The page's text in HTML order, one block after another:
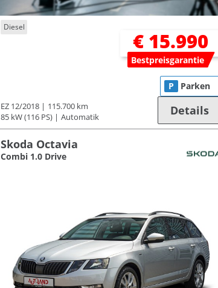
Diesel
€ 15.990
Bestpreisgarantie
EZ 12/2018
115.700 km
85 kW (116 PS)
Automatik
P Parken
Details
Skoda Octavia
Combi 1.0 Drive